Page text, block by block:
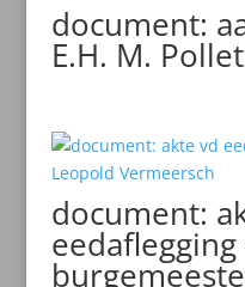
document:
E.H. M.
document:
eedaflegging